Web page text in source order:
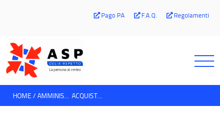
Pago PA F.A.Q. Regolamenti
HOME ACQUISTO MATERASSI ANTIDECUBITO PER OSPITI DELLA CASA RESIDENZA DELL’ASP DELIA REPETTO DI CASTELFRANCO EMILIA. AFFIDAMENTO DIRETTO EX ART. 36, COMMA 2 LETTERA A) DEL D.LGS 50/2016 E S.M.I. TRAMITE ORDINE DIRETTO DI ACQUISTO SU MEPA